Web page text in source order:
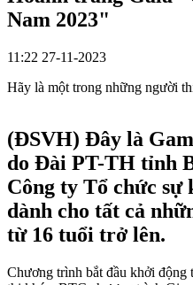
Nam 2023"
11:22 27-11-2023
Hãy là một trong những người
(ĐSVH) Đây là
do Đài PT-TH tỉnh
Công ty Tổ chức
dành cho tất cả
từ 16 tuổi trở lên.
Chương trình bắt đầu khởi động